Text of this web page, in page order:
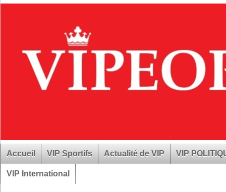
Accueil VIP Sportifs Actualité de VIP VIP
VIP International